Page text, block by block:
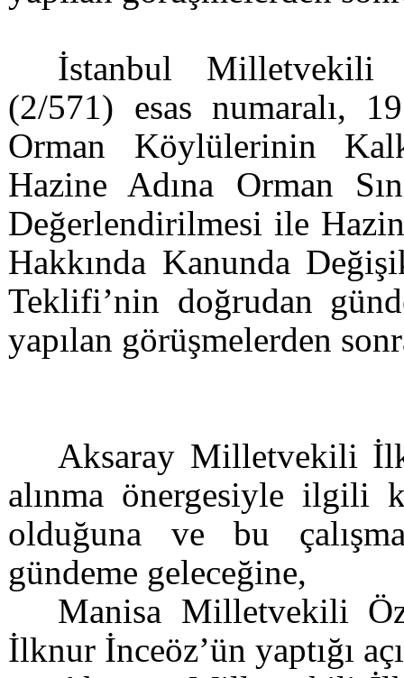
İstanbul Milletvekili
(2/571) esas numaralı,
Orman Köylülerinin
Hazine Adına Orman
Değerlendirilmesi ile
Hakkında Kanunda
Teklifi’nin doğrudan
yapılan görüşmelerden
Aksaray Milletvekili
alınma önergesiyle ilgili
olduğuna ve bu
gündeme geleceğine,
Manisa Milletvekili
İlknur İnceöz’ün yaptığı